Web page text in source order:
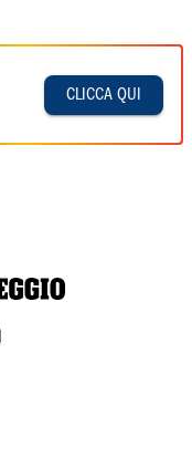
CLICCA QUI